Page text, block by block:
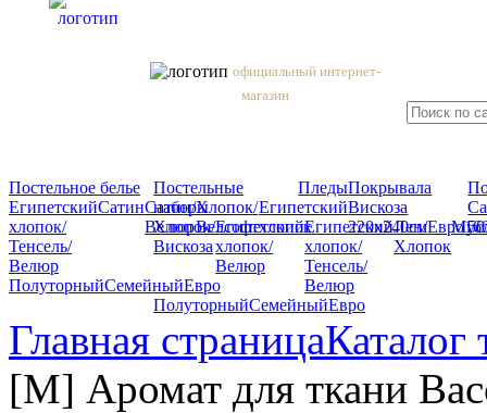
официальный интернет-
магазин
Постельное белье
Египетский
хлопок/
Тенсель/
Велюр
СатинСатин/
Велюр
Хлопок/
Велсофт
Египетский
хлопок
ПолуторныйСемейныйЕвро
Постельные
наборы
Хлопок/
Вискоза
Египетский
хлопок/
Велюр
Египетский
хлопок/
Тенсель/
Велюр
Лен/
Хлопок
ПолуторныйСемейныйЕвро
ПледыПокрывала
Вискоза
220x240смЕвро
Главная страницаКаталог
[М] Аромат для ткани